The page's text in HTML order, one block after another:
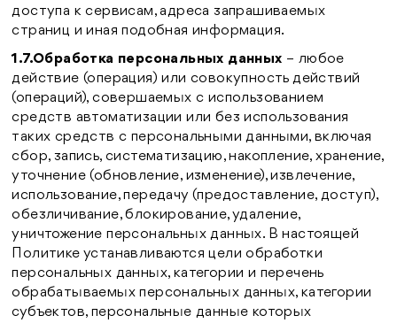
доступа к сервисам, адреса запрашиваемых
страниц и иная подобная информация.
1.7.Обработка персональных данных – любое
действие (операция) или совокупность действий
(операций), совершаемых с использованием
средств автоматизации или без использования
таких средств с персональными данными, включая
сбор, запись, систематизацию, накопление, хранение,
уточнение (обновление, изменение), извлечение,
использование, передачу (предоставление, доступ),
обезличивание, блокирование, удаление,
уничтожение персональных данных. В настоящей
Политике устанавливаются цели обработки
персональных данных, категории и перечень
обрабатываемых персональных данных, категории
субъектов, персональные данные которых